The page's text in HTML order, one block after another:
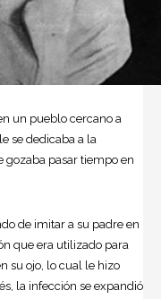
un pueblo cercano a
se dedicaba a la
gozaba pasar tiempo en
de imitar a su padre en
que era utilizado para
su ojo, lo cual le hizo
la infección se expandió